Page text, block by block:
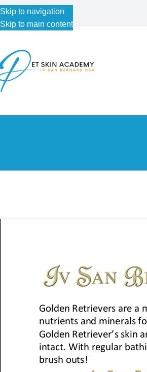
Skip to navigation
Skip to main content